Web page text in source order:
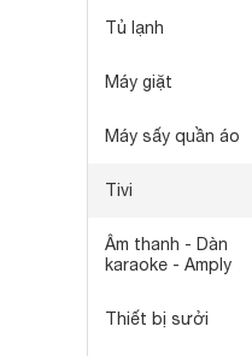
Tủ lạnh
Máy giặt
Máy sấy quần áo
Tivi
Âm thanh - Dàn
karaoke - Amply
Thiết bị sưởi